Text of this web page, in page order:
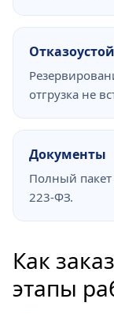
отгрузка не
Документы
Полный пакет
223-ФЗ.
Как
этапы